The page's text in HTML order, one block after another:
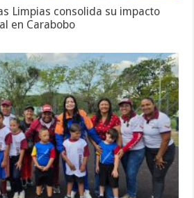
Limpias consolida su impacto
en Carabobo